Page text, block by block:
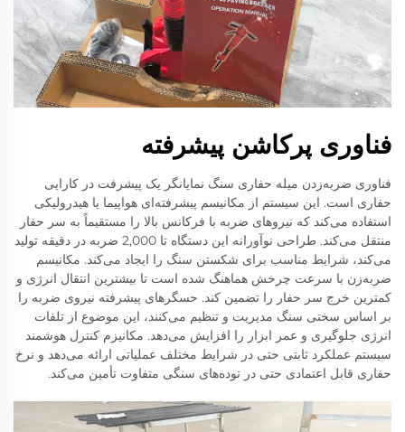
فناوری پرکاشن پیشرفته
فناوری ضربه‌زدن میله حفاری سنگ نمایانگر یک پیشرفت در کارایی
حفاری است. این سیستم از مکانیسم پیشرفته‌ای هواپیما یا هیدرولیکی
استفاده می‌کند که نیروهای ضربه با فرکانس بالا را مستقیماً به سر حفار
منتقل می‌کند. طراحی نوآورانه این دستگاه تا 2,000 ضربه در دقیقه تولید
می‌کند، شرایط مناسب برای شکستن سنگ را ایجاد می‌کند. مکانیسم
ضربه‌زن با سرعت چرخش هماهنگ شده است تا بیشترین انتقال انرژی و
کمترین خرج سر حفار را تضمین کند. حسگرهای پیشرفته نیروی ضربه را
بر اساس سختی سنگ مدیریت و تنظیم می‌کنند، این موضوع از تلفات
انرژی جلوگیری و عمر ابزار را افزایش می‌دهد. مکانیزم کنترل هوشمند
سیستم عملکرد ثابتی حتی در شرایط مختلف عملیاتی ارائه می‌دهد و نرخ
حفاری قابل اعتمادی حتی در توده‌های سنگی متفاوت تأمین می‌کند.